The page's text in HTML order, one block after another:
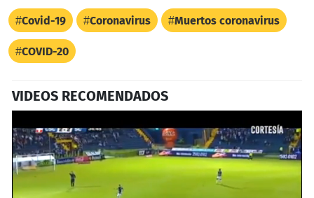
Covid-19 Coronavirus Muertos coronavirus
COVID-20
VIDEOS RECOMENDADOS